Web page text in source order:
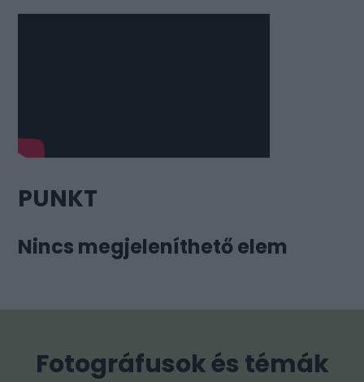
PUNKT
Nincs megjeleníthető elem
Fotográfusok és témák